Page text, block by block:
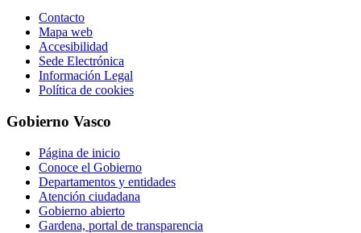
Contacto
Mapa web
Accesibilidad
Sede Electrónica
Información Legal
Política de cookies
Gobierno Vasco
Página de inicio
Conoce el Gobierno
Departamentos y entidades
Atención ciudadana
Gobierno abierto
Gardena, portal de transparencia